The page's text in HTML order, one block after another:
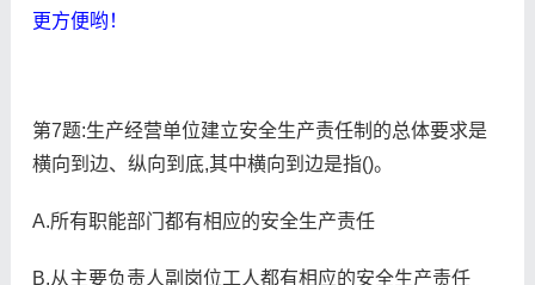
更方便哟！
第7题:生产经营单位建立安全生产责任制的总体要求是
横向到边、纵向到底,其中横向到边是指()。
A.所有职能部门都有相应的安全生产责任
B.从主要负责人副岗位工人都有相应的安全生产责任